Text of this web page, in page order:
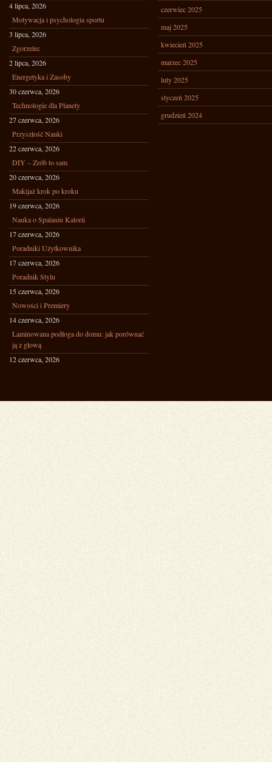
4 lipca, 2026
Motywacja i psychologia sportu
3 lipca, 2026
Zgorzelec
2 lipca, 2026
Energetyka i Zasoby
30 czerwca, 2026
Technologie dla Planety
27 czerwca, 2026
Przyszłość Nauki
22 czerwca, 2026
DIY – Zrób to sam
20 czerwca, 2026
Makijaż krok po kroku
19 czerwca, 2026
Nauka o Spalaniu Kalorii
17 czerwca, 2026
Poradniki Użytkownika
17 czerwca, 2026
Poradnik Stylu
15 czerwca, 2026
Nowości i Premiery
14 czerwca, 2026
Laminowana podłoga do domu: jak porównać
ją z głową
12 czerwca, 2026
czerwiec 2025
maj 2025
kwiecień 2025
marzec 2025
luty 2025
styczeń 2025
grudzień 2024